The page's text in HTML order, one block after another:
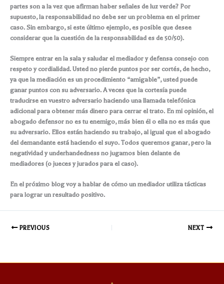
partes son a la vez que afirman haber señales de luz verde? Por
supuesto, la responsabilidad no debe ser un problema en el primer
caso. Sin embargo, si este último ejemplo, es posible que desee
considerar que la cuestión de la responsabilidad es de 50/50).
Siempre entrar en la sala y saludar el mediador y defensa consejo con
respeto y cordialidad. Usted no pierde puntos por ser cortés, de hecho,
ya que la mediación es un procedimiento “amigable”, usted puede
ganar puntos con su adversario. A veces que la cortesía puede
traducirse en vuestro adversario haciendo una llamada telefónica
adicional para obtener más dinero para cerrar el trato. En mi opinión, el
abogado defensor no es tu enemigo, más bien él o ella no es más que
su adversario. Ellos están haciendo su trabajo, al igual que el abogado
del demandante está haciendo el suyo. Todos queremos ganar, pero la
negatividad y underhandedness no jugamos bien delante de
mediadores (o jueces y jurados para el caso).
En el próximo blog voy a hablar de cómo un mediador utiliza tácticas
para lograr un resultado positivo.
PREVIOUS NEXT